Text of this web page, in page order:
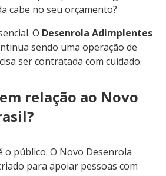
cabe no seu orçamento?
O Desenrola Adimplentes
sendo uma operação de
ser contratada com cuidado.
relação ao Novo
o público. O Novo Desenrola
para apoiar pessoas com